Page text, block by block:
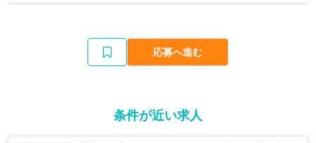
応募へ進む
条件が近い求人